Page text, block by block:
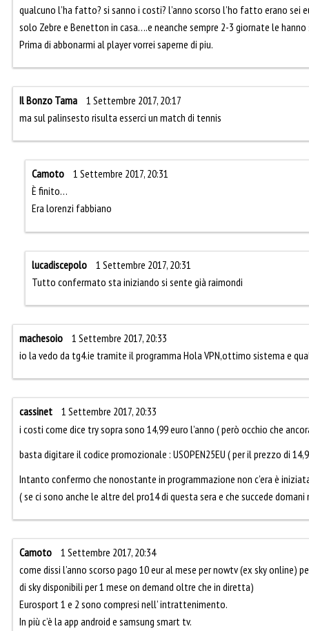
qualcuno l’ha fatto? si sanno i costi? l’anno scorso l’ho fatto erano sei
solo Zebre e Benetton in casa….e neanche sempre 2-3 giornate le
Prima di abbonarmi al player vorrei saperne di piu.
Il Bonzo Tama
1 Settembre 2017, 20:17
ma sul palinsesto risulta esserci un match di tennis
Camoto
1 Settembre 2017, 20:31
È finito…
Era lorenzi fabbiano
lucadiscepolo
1 Settembre 2017, 20:31
Tutto confermato sta iniziando si sente già raimondi
machesoio
1 Settembre 2017, 20:33
io la vedo da tg4.ie tramite il programma Hola VPN,ottimo sistema e
cassinet
1 Settembre 2017, 20:33
i costi come dice try sopra sono 14,99 euro l’anno ( però occhio che
basta digitare il codice promozionale : USOPEN25EU ( per il prezzo di
Intanto confermo che nonostante in programmazione non c’era è
( se ci sono anche le altre del pro14 di questa sera e che succede
Camoto
1 Settembre 2017, 20:34
come dissi l’anno scorso pago 10 eur al mese per nowtv (ex sky
di sky disponibili per 1 mese on demand oltre che in diretta)
Eurosport 1 e 2 sono compresi nell’ intrattenimento.
In più c’è la app android e samsung smart tv.